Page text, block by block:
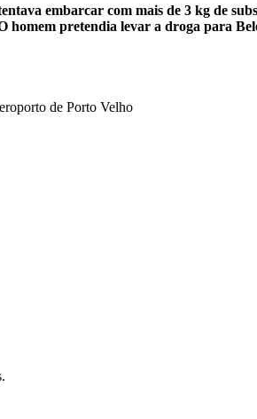
embarcar com mais de 3 kg de
homem pretendia levar a droga para